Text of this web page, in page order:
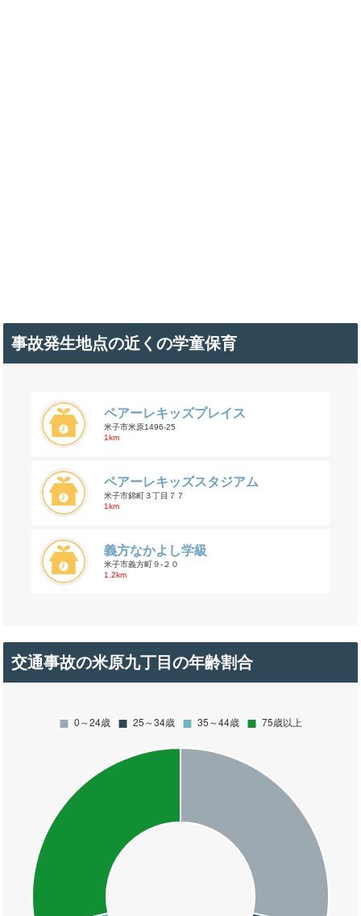
事故発生地点の近くの学童保育
ペアーレキッズプレイス
米子市米原1496-25
1km
ペアーレキッズスタジアム
米子市錦町３丁目７７
1km
義方なかよし学級
米子市義方町９-２０
1.2km
交通事故の米原九丁目の年齢割合